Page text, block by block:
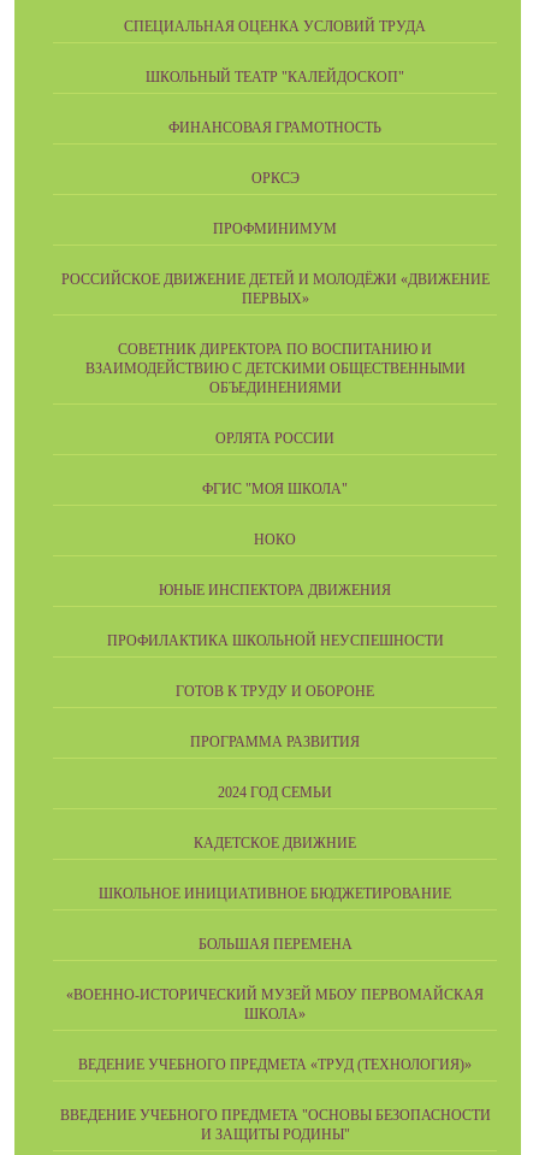
СПЕЦИАЛЬНАЯ ОЦЕНКА УСЛОВИЙ ТРУДА
ШКОЛЬНЫЙ ТЕАТР "КАЛЕЙДОСКОП"
ФИНАНСОВАЯ ГРАМОТНОСТЬ
ОРКСЭ
ПРОФМИНИМУМ
РОССИЙСКОЕ ДВИЖЕНИЕ ДЕТЕЙ И МОЛОДЁЖИ «ДВИЖЕНИЕ
ПЕРВЫХ»
СОВЕТНИК ДИРЕКТОРА ПО ВОСПИТАНИЮ И
ВЗАИМОДЕЙСТВИЮ С ДЕТСКИМИ ОБЩЕСТВЕННЫМИ
ОБЪЕДИНЕНИЯМИ
ОРЛЯТА РОССИИ
ФГИС "МОЯ ШКОЛА"
НОКО
ЮНЫЕ ИНСПЕКТОРА ДВИЖЕНИЯ
ПРОФИЛАКТИКА ШКОЛЬНОЙ НЕУСПЕШНОСТИ
ГОТОВ К ТРУДУ И ОБОРОНЕ
ПРОГРАММА РАЗВИТИЯ
2024 ГОД СЕМЬИ
КАДЕТСКОЕ ДВИЖНИЕ
ШКОЛЬНОЕ ИНИЦИАТИВНОЕ БЮДЖЕТИРОВАНИЕ
БОЛЬШАЯ ПЕРЕМЕНА
«ВОЕННО-ИСТОРИЧЕСКИЙ МУЗЕЙ МБОУ ПЕРВОМАЙСКАЯ
ШКОЛА»
ВЕДЕНИЕ УЧЕБНОГО ПРЕДМЕТА «ТРУД (ТЕХНОЛОГИЯ)»
ВВЕДЕНИЕ УЧЕБНОГО ПРЕДМЕТА "ОСНОВЫ БЕЗОПАСНОСТИ
И ЗАЩИТЫ РОДИНЫ"